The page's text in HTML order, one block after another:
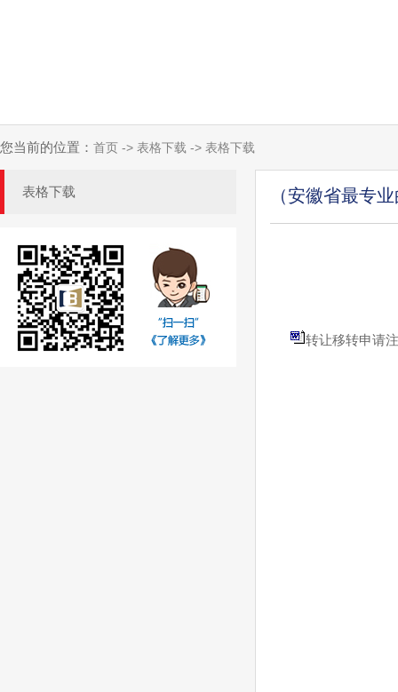
您当前的位置： 首页 -> 表格下载 -> 表格下载
表格下载 （安徽省最专
转让移转申请